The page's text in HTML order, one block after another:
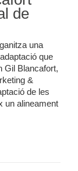
de
una
que
Gil Blancafort,
&
de les
un alineament